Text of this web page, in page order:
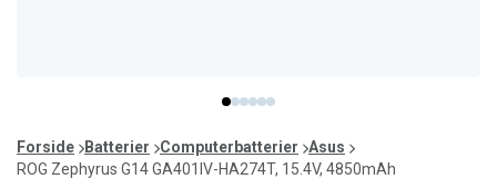
item
0
item
1
item
2
item
3
item
4
item
5
of
6
Forside Batterier Computerbatterier
Asus
ROG Zephyrus G14 GA401IV-HA274T, 15.4V, 4850mAh